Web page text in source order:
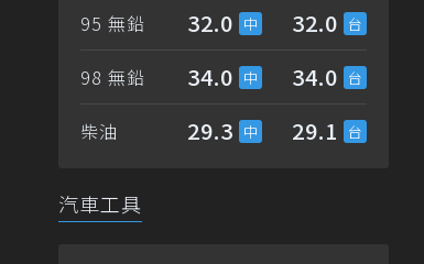
95 無鉛 32.0 32.0
98 無鉛 34.0 34.0
柴油 29.3 29.1
汽車工具